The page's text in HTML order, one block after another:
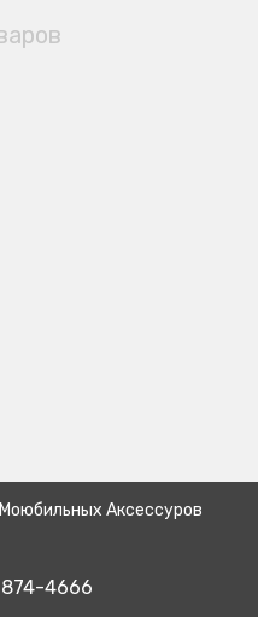
Аксессуров
4666